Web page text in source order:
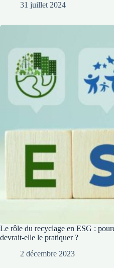
31 juillet 2024
Le rôle du recyclage en ESG :
devrait-elle le pratiquer ?
2 décembre 2023